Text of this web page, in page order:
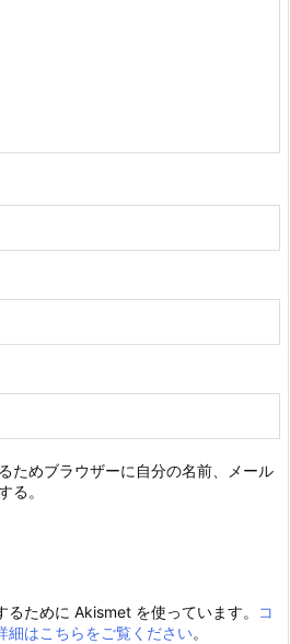
ためブラウザーに自分の名前、メール
る。
ために Akismet を使っています。
コ
細はこちらをご覧ください。